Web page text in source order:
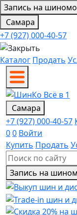
Запись на
Самара
+7 (927) 000-40-57
Каталог Продать
Самара
+7 (927) 000-40-57
00 Войти
Купить Продать
Запись на